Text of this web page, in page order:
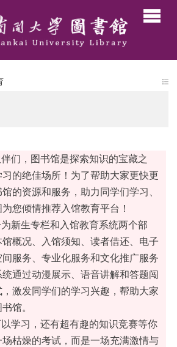
们，图书馆是探索知识的宝藏之
的绝佳场所！为了帮助大家更快更
的资源和服务，助力同学们学习、
您倾情推荐入馆教育平台！
新生专栏和入馆教育系统两个部
概况、入馆须知、读者借还、电子
服务、专业化服务和文化推广服务
通过动漫展示、语音讲解和答题闯
激发同学们的学习兴趣，帮助大家
馆。
学习，还有超有趣的知识竞赛等你
枯燥的考试，而是一场充满激情与